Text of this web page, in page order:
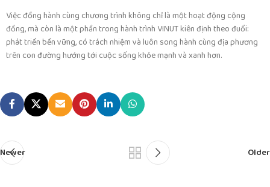
Việc đồng hành cùng chương trình không chỉ là một hoạt động cộng
đồng, mà còn là một phần trong hành trình VINUT kiên định theo đuổi:
phát triển bền vững, có trách nhiệm và luôn song hành cùng địa phương
trên con đường hướng tới cuộc sống khỏe mạnh và xanh hơn.
Newer Older